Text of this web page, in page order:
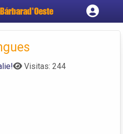
Cadastrar empresa
Criar conta
Visitas: 244